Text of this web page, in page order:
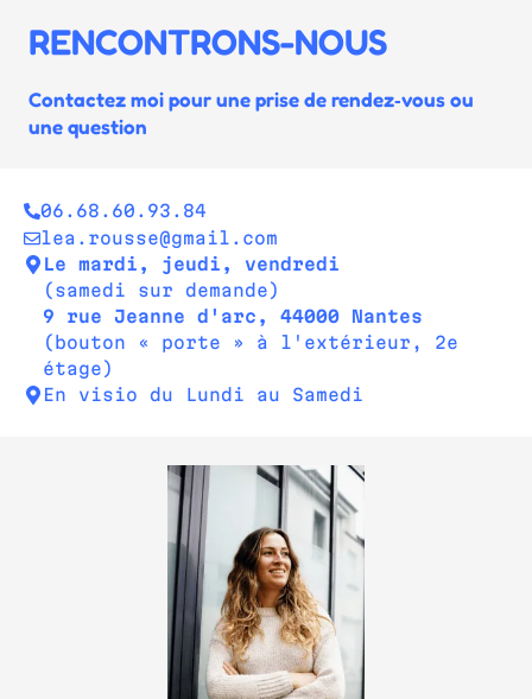
RENCONTRONS-NOUS
Contactez moi pour une prise de rendez‑vous ou
une question
06.68.60.93.84
lea.rousse@gmail.com
Le mardi, jeudi, vendredi
(samedi sur demande)
9 rue Jeanne d'arc, 44000 Nantes
(bouton « porte » à l'extérieur, 2e
étage)
En visio du Lundi au Samedi